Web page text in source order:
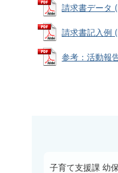
請求書データ
請求書記入例
参考：活動報
子育て支援課 幼